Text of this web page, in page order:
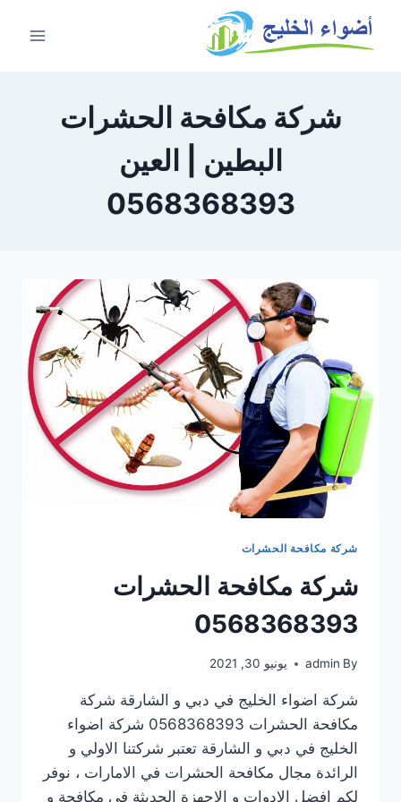
شركة مكافحة الحشرات
البطين | العين
0568368393
شركة مكافحة الحشرات
شركة مكافحة الحشرات
0568368393
By
admin يونيو 30, 2021
شركة اضواء الخليج في دبي و الشارقة شركة
مكافحة الحشرات 0568368393 شركة اضواء
الخليج في دبي و الشارقة تعتبر شركتنا الاولي و
الرائدة مجال مكافحة الحشرات في الامارات ، نوفر
لكم افضل الادوات و الاجهزة الحديثة في مكافحة و